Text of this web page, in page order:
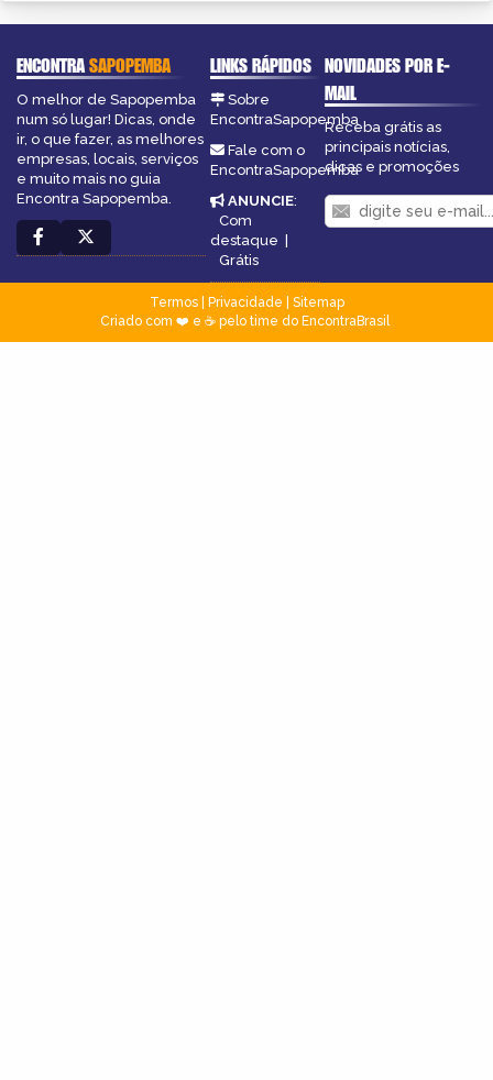
ENCONTRASAPOPEMBA
O melhor de Sapopemba
num só lugar! Dicas, onde
ir, o que fazer, as melhores
empresas, locais, serviços
e muito mais no guia
Encontra Sapopemba.
LINKS RÁPIDOS
Sobre
EncontraSapopemba
Fale com o
EncontraSapopemba
ANUNCIE:
Com
destaque |
Grátis
NOVIDADES POR E-
MAIL
Receba grátis as
principais notícias,
dicas e promoções
Termos| Privacidade
Sitemap
Criado com ❤️ e ☕ pelo time do EncontraBrasil